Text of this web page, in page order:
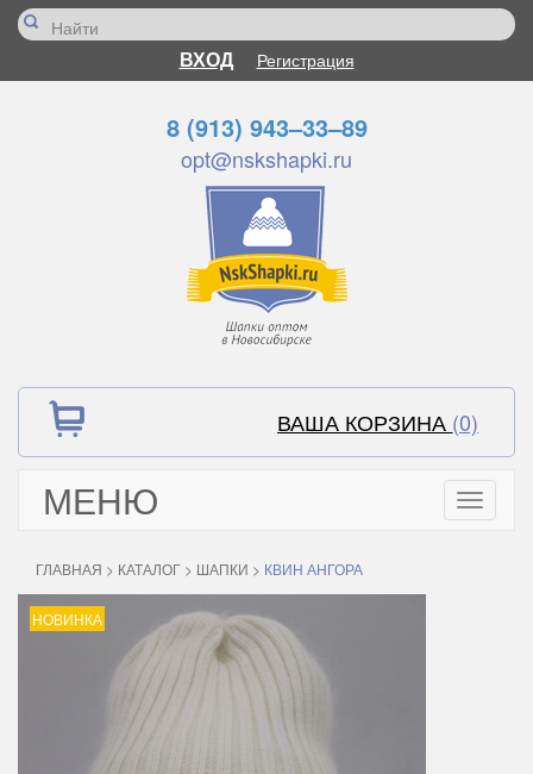
ВХОД Регистрация
8 (913) 943–33–89
opt@nskshapki.ru
ВАША КОРЗИНА (0)
МЕНЮ
Toggle
ГЛАВНАЯ > КАТАЛОГ > ШАПКИ > КВИН АНГОРА
НОВИНКА